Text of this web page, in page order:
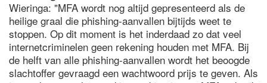
Wieringa: "MFA wordt nog altijd gepresenteerd als de
heilige graal die phishing-aanvallen bijtijds weet te
stoppen. Op dit moment is het inderdaad zo dat veel
internetcriminelen geen rekening houden met MFA. Bij
de helft van alle phishing-aanvallen wordt het beoogde
slachtoffer gevraagd een wachtwoord prijs te geven. Als